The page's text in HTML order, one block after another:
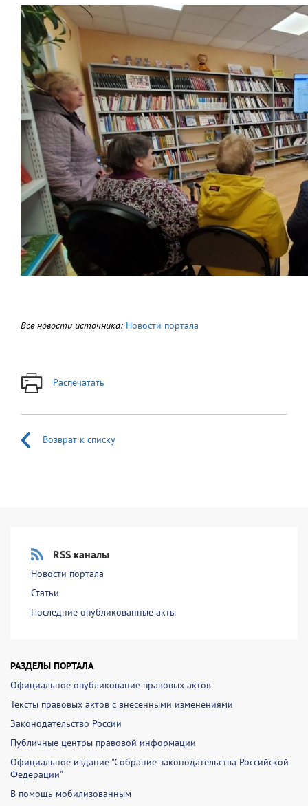
Все новости источника: Новости портала
Распечатать
Возврат к списку
RSS каналы
Новости портала
Статьи
Последние опубликованные акты
РАЗДЕЛЫ ПОРТАЛА
Официальное опубликование правовых актов
Тексты правовых актов с внесенными изменениями
Законодательство России
Публичные центры правовой информации
Официальное издание "Собрание законодательства Российской
Федерации"
В помощь мобилизованным